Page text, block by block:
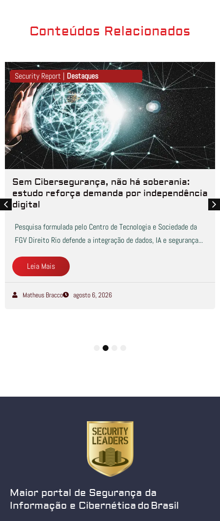
Conteúdos Relacionados
Security Report | Destaques
Sem Cibersegurança, não há soberania:
estudo reforça demanda por independência
digital
Pesquisa formulada pelo Centro de Tecnologia e Sociedade da
FGV Direito Rio defende a integração de dados, IA e segurança...
Leia Mais
Matheus Bracco agosto 6, 2026
Maior portal de Segurança da
Informação e Cibernética do Brasil